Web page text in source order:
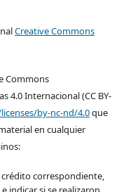
Creative Commons
Commons
4.0 Internacional (CC BY-
by-nc-nd/4.0que
en cualquier
correspondiente,